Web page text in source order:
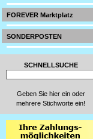
SCHNELLSUCHE
Geben Sie hier ein oder
mehrere Stichworte ein!
FOREVER Marktplatz
SONDERPOSTEN